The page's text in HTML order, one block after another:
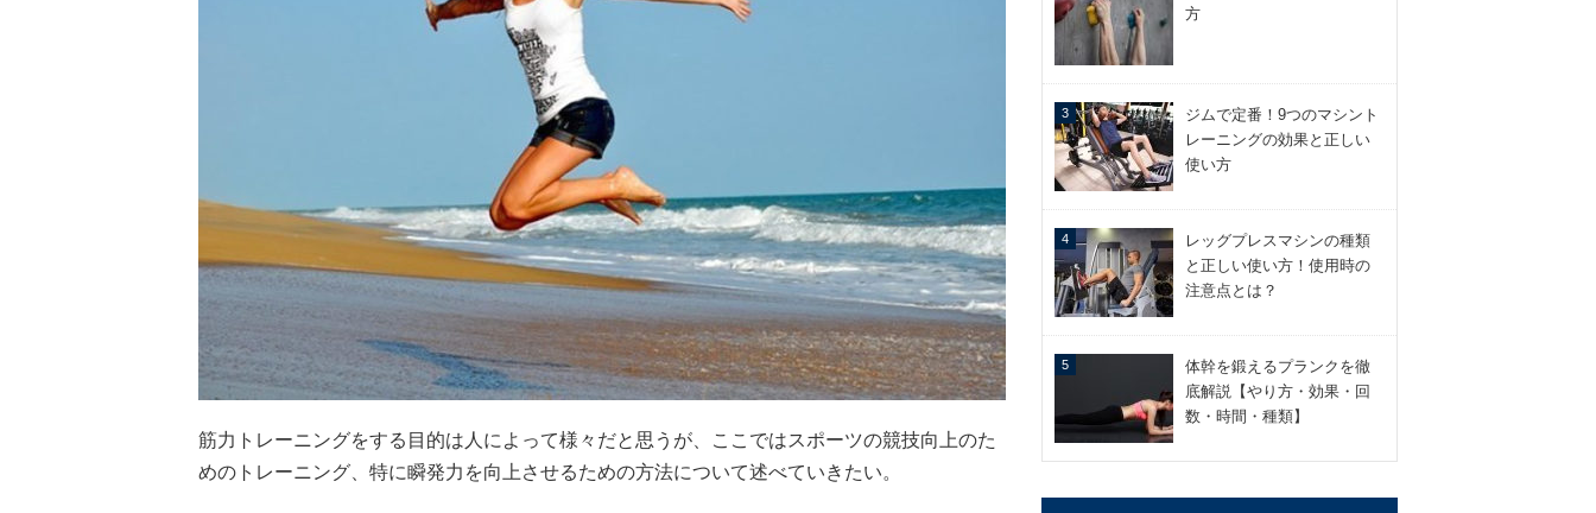
筋力トレーニングをする目的は人によって様々だと思うが、ここではスポーツの競技向上のた
めのトレーニング、特に瞬発力を向上させるための方法について述べていきたい。
方
ジムで定番！9つのマシント
レーニングの効果と正しい
使い方
レッグプレスマシンの種類
と正しい使い方！使用時の
注意点とは？
体幹を鍛えるプランクを徹
底解説【やり方・効果・回
数・時間・種類】